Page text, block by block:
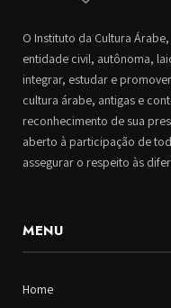
O Instituto da Cultura
entidade civil, autônoma,
integrar, estudar e
cultura árabe, antigas e
reconhecimento de sua
aberto à participação de
assegurar o respeito às
MENU
Home